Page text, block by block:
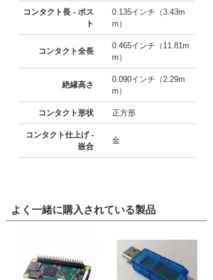
コンタクト長 - ポス
ト
0.135インチ（3.43m
m）
コンタクト全長
0.465インチ（11.81m
m）
絶縁高さ
0.090インチ（2.29m
m）
コンタクト形状 正方形
コンタクト仕上げ -
嵌合
金
よく一緒に購入されている製品